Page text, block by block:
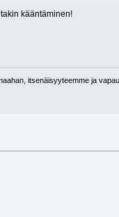
kääntäminen!
itsenäisyyteemme ja